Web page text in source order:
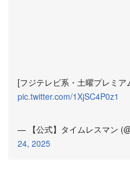
[フジテレビ系・土曜プレミア
pic.twitter.com/1XjSC4P0z1
— 【公式】タイムレスマン
24, 2025